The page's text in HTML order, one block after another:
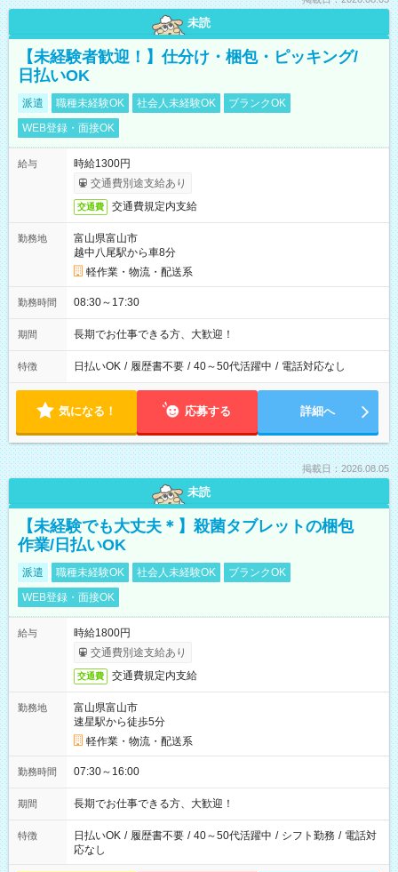
未読
【未経験者歓迎！】仕分け・梱包・ピッキング/
日払いOK
派遣 職種未経験OK 社会人未経験OK
ブランクOK
WEB登録・面接OK
給与
時給1300円
交通費別途支給あり
交通費 交通費規定内支給
勤務地
富山県富山市
越中八尾駅から車8分
軽作業・物流・配送系
勤務時間 08:30～17:30
期間 長期でお仕事できる方、大歓迎！
特徴 日払いOK / 履歴書不要 / 40～50代活躍中 / 電話対応なし
気になる！ 応募する 詳細へ
掲載日：2026.08.05
未読
【未経験でも大丈夫＊】殺菌タブレットの梱包
作業/日払いOK
派遣 職種未経験OK 社会人未経験OK
ブランクOK
WEB登録・面接OK
給与
時給1800円
交通費別途支給あり
交通費 交通費規定内支給
勤務地
富山県富山市
速星駅から徒歩5分
軽作業・物流・配送系
勤務時間 07:30～16:00
期間 長期でお仕事できる方、大歓迎！
特徴 日払いOK / 履歴書不要 / 40～50代活躍中 / シフト勤務 / 電話対
応なし